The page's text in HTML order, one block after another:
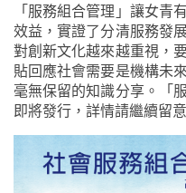
「服務組合管理」讓女青
效益，實證了分清服務發
對創新文化越來越重視，
貼回應社會需要是機構未
毫無保留的知識分享。「
即將發行，詳情請繼續留